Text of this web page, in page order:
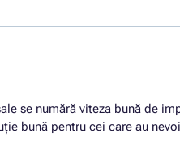
se numără viteza bună de
bună pentru cei care au